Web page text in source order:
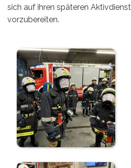
sich auf ihren späteren
vorzubereiten.